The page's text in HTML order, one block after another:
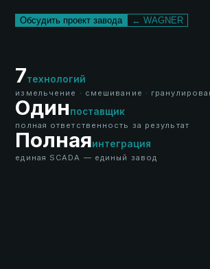
Обсудить проект завода ← WAGNER
7технологий
измельчение · смешивание ·
Одинпоставщик
полная ответственность за результат
Полнаяинтеграция
единая SCADA — единый завод